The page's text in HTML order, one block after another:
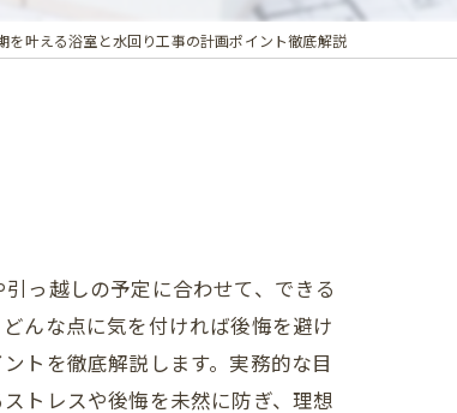
を叶える浴室と水回り工事の計画ポイント徹底解説
っ越しの予定に合わせて、できる
んな点に気を付ければ後悔を避け
トを徹底解説します。実務的な目
トレスや後悔を未然に防ぎ、理想